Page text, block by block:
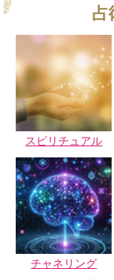
占
スピリチュアル
チャネリング